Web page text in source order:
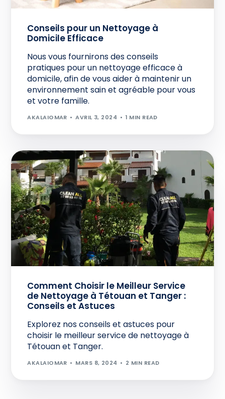
Conseils pour un Nettoyage à
Domicile Efficace
Nous vous fournirons des conseils
pratiques pour un nettoyage efficace à
domicile, afin de vous aider à maintenir un
environnement sain et agréable pour vous
et votre famille.
AKALAIOMAR AVRIL 3, 2024 1 MIN READ
Comment Choisir le Meilleur Service
de Nettoyage à Tétouan et Tanger :
Conseils et Astuces
Explorez nos conseils et astuces pour
choisir le meilleur service de nettoyage à
Tétouan et Tanger.
AKALAIOMAR MARS 8, 2024 2 MIN READ